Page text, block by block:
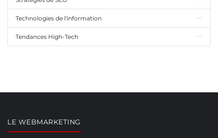
Technologies de l'information
Tendances High-Tech
LE WEBMARKETING